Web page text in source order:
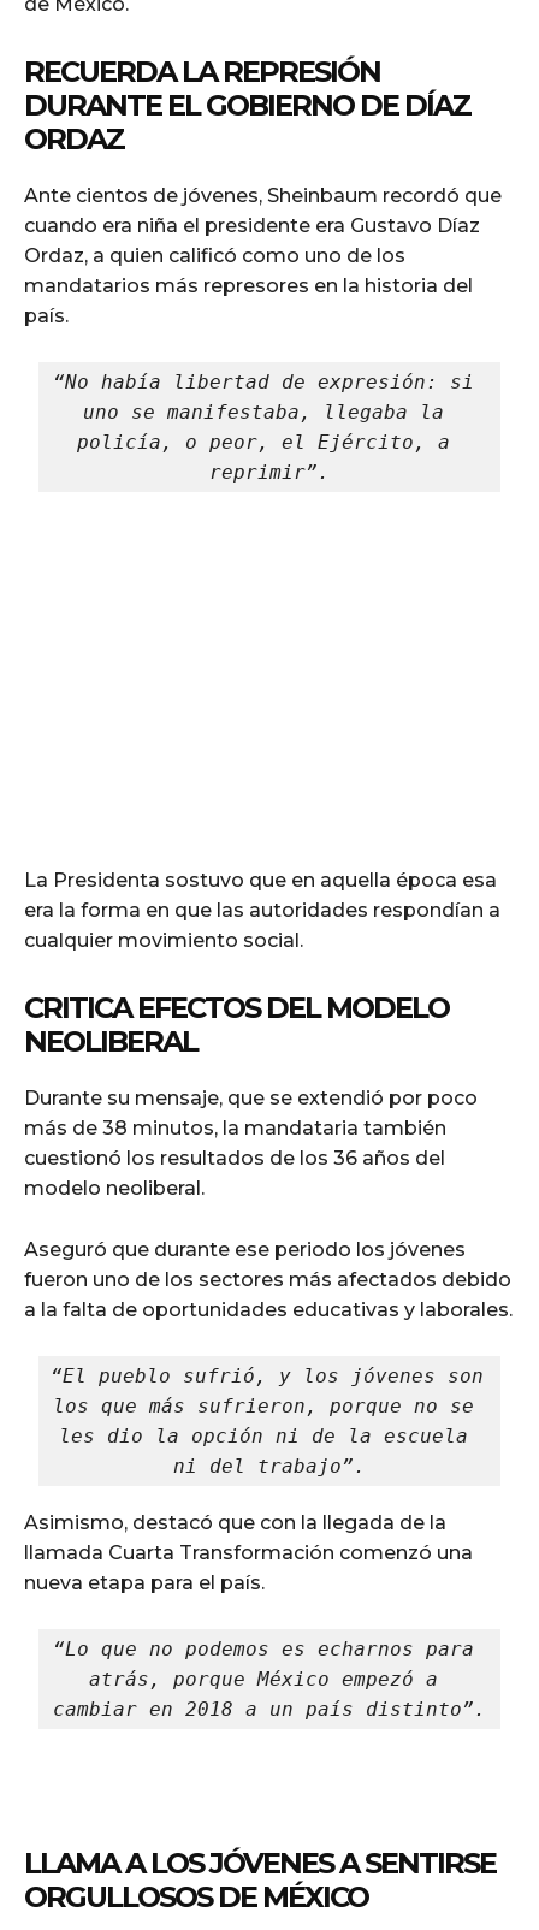
RECUERDA LA REPRESIÓN
DURANTE EL GOBIERNO DE DÍAZ
ORDAZ
Ante cientos de jóvenes, Sheinbaum recordó que
cuando era niña el presidente era Gustavo Díaz
Ordaz, a quien calificó como uno de los
mandatarios más represores en la historia del
país.
“No había libertad de expresión: si
uno se manifestaba, llegaba la
policía, o peor, el Ejército, a
reprimir”.
La Presidenta sostuvo que en aquella época esa
era la forma en que las autoridades respondían a
cualquier movimiento social.
CRITICA EFECTOS DEL MODELO
NEOLIBERAL
Durante su mensaje, que se extendió por poco
más de 38 minutos, la mandataria también
cuestionó los resultados de los 36 años del
modelo neoliberal.
Aseguró que durante ese periodo los jóvenes
fueron uno de los sectores más afectados debido
a la falta de oportunidades educativas y laborales.
“El pueblo sufrió, y los jóvenes son
los que más sufrieron, porque no se
les dio la opción ni de la escuela
ni del trabajo”.
Asimismo, destacó que con la llegada de la
llamada Cuarta Transformación comenzó una
nueva etapa para el país.
“Lo que no podemos es echarnos para
atrás, porque México empezó a
cambiar en 2018 a un país distinto”.
LLAMA A LOS JÓVENES A SENTIRSE
ORGULLOSOS DE MÉXICO